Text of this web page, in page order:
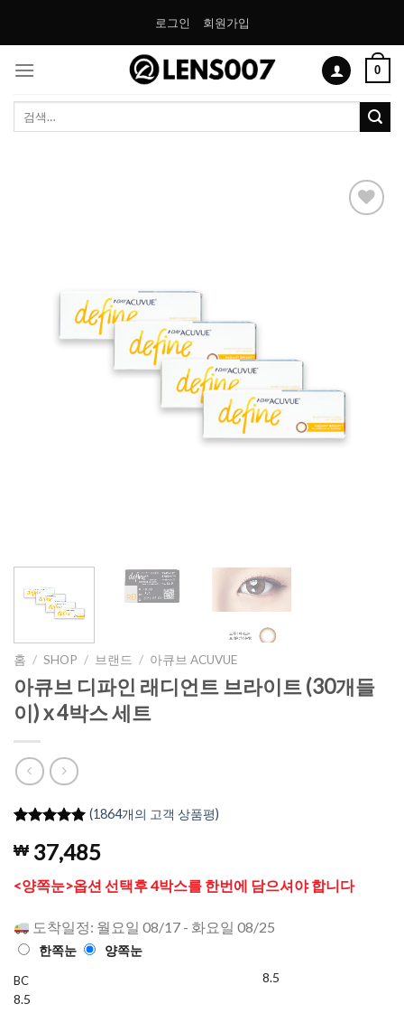
로그인 회원가입
0
색:
홈 / SHOP / 브랜드 / 아큐브 ACUVUE
아큐브 디파인 래디언트 브라이트 (30개들
이) x 4박스 세트
고객 평가
를 기준으
로 5점 만
점에 점으
(1864개의 고객 상품평)
₩ 37,485
<양쪽눈>옵션 선택후 4박스를 한번에 담으셔야 합니다
도착일정: 월요일 08/17 - 화요일 08/25
한쪽눈 양쪽눈
BC
8.5
8.5